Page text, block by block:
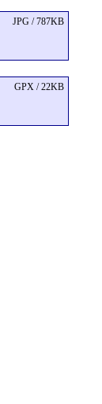
JPG / 787KB
GPX / 22KB